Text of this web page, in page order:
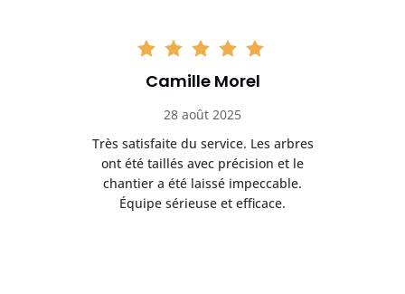
Camille Morel
28 août 2025
Très satisfaite du service. Les arbres
ont été taillés avec précision et le
chantier a été laissé impeccable.
Équipe sérieuse et efficace.